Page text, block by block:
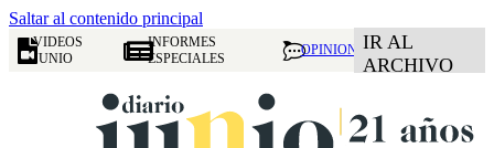
Saltar al contenido principal
VIDEOS
JUNIO
INFORMES
ESPECIALES
OPINION IR AL
ARCHIVO